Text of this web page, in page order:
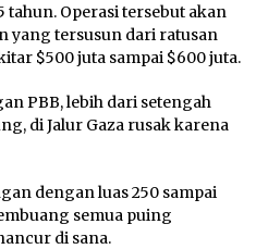
tahun. Operasi tersebut akan
yang tersusun dari ratusan
$500 juta sampai $600 juta.
PBB, lebih dari setengah
di Jalur Gaza rusak karena
dengan luas 250 sampai
semua puing
di sana.